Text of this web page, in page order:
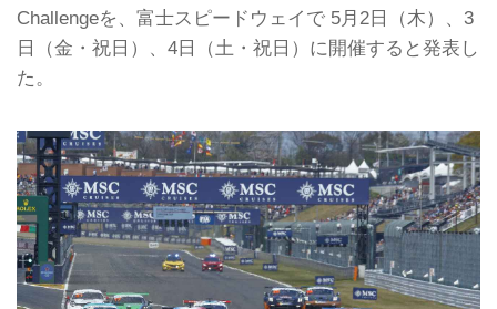
Challengeを、富士スピードウェイで 5⽉2⽇（木）、3
⽇（金・祝日）、4⽇（土・祝日）に開催すると発表し
た。